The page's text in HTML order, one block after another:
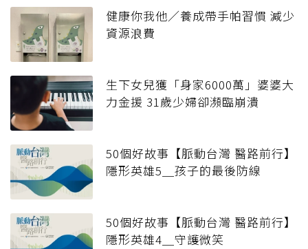
健康你我他／養成帶手帕習慣 減少
資源浪費
生下女兒獲「身家6000萬」婆婆大
力金援 31歲少婦卻瀕臨崩潰
50個好故事【脈動台灣 醫路前行】
隱形英雄5＿孩子的最後防線
50個好故事【脈動台灣 醫路前行】
隱形英雄4＿守護微笑